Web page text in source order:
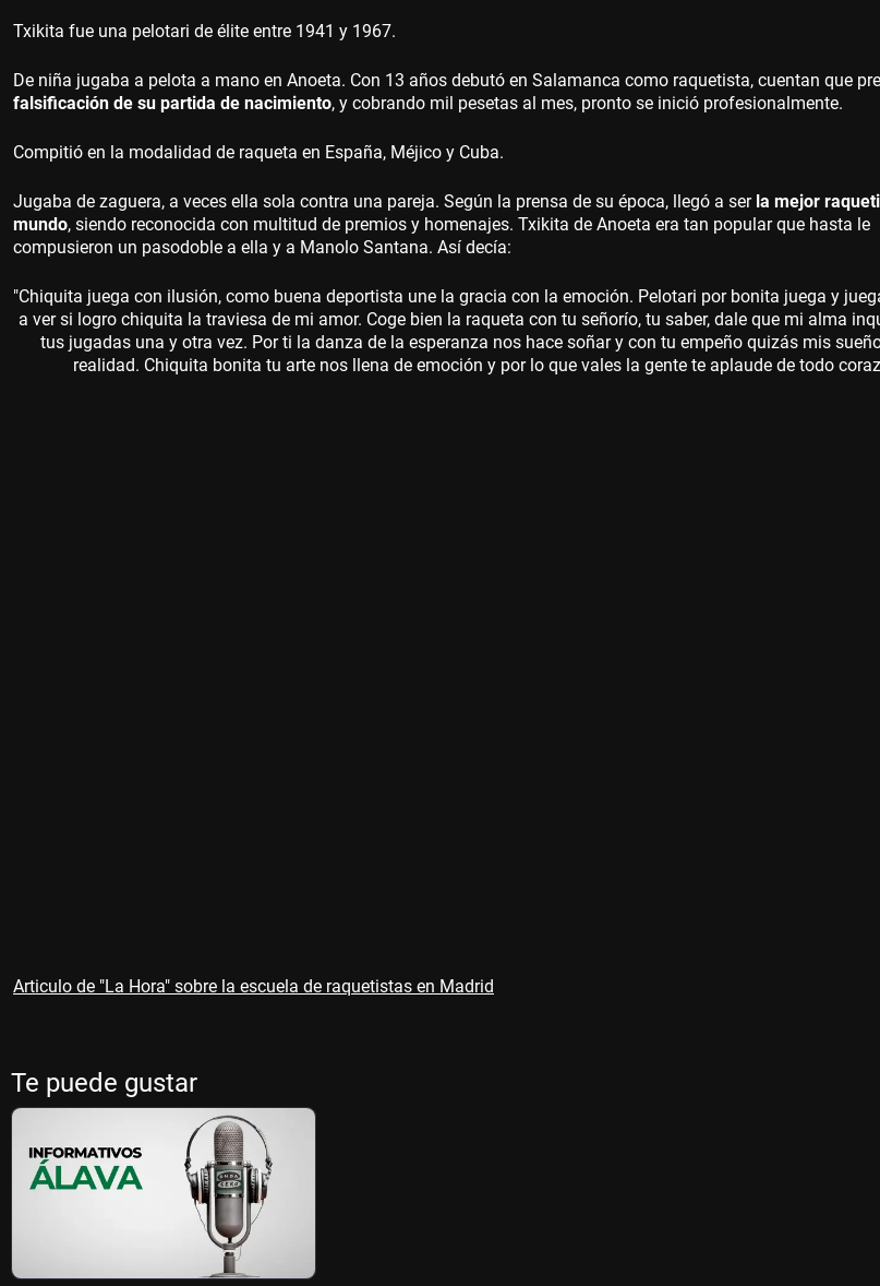
Txikita fue una pelotari de élite entre 1941 y 1967.
De niña jugaba a pelota a mano en Anoeta. Con 13 años debutó en Salamanca como raquetista, cuentan que
falsificación de su partida de nacimiento, y cobrando mil pesetas al mes, pronto se inició profesionalmente.
Compitió en la modalidad de raqueta en España, Méjico y Cuba.
Jugaba de zaguera, a veces ella sola contra una pareja. Según la prensa de su época, llegó a ser la mejor
mundo, siendo reconocida con multitud de premios y homenajes. Txikita de Anoeta era tan popular que hasta le
compusieron un pasodoble a ella y a Manolo Santana. Así decía:
"Chiquita juega con ilusión, como buena deportista une la gracia con la emoción. Pelotari por bonita juega y
a ver si logro chiquita la traviesa de mi amor. Coge bien la raqueta con tu señorío, tu saber, dale que mi alma
tus jugadas una y otra vez. Por ti la danza de la esperanza nos hace soñar y con tu empeño quizás mis
realidad. Chiquita bonita tu arte nos llena de emoción y por lo que vales la gente te aplaude de todo
Articulo de "La Hora" sobre la escuela de raquetistas en Madrid
Te puede gustar